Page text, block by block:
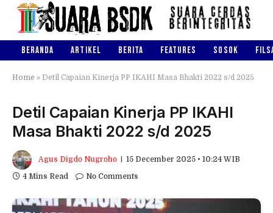
BERANDA ARTIKEL BERITA FEATURES SOSOK
Home » Detil Capaian Kinerja PP IKAHI Masa Bhakti 2022 s/d 2025
Detil Capaian Kinerja PP IKAHI
Masa Bhakti 2022 s/d 2025
Agus Digdo Nugroho
15 December 2025 • 10:24 WIB
4 Mins Read
No Comments